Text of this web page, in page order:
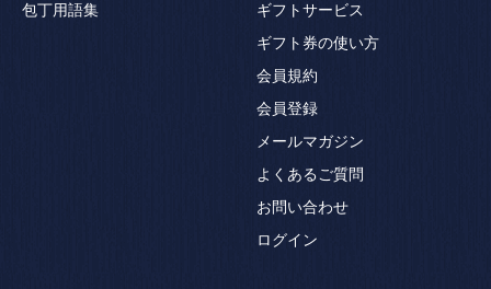
包丁用語集
ギフトサービス
ギフト券の使い方
会員規約
会員登録
メールマガジン
よくあるご質問
お問い合わせ
ログイン